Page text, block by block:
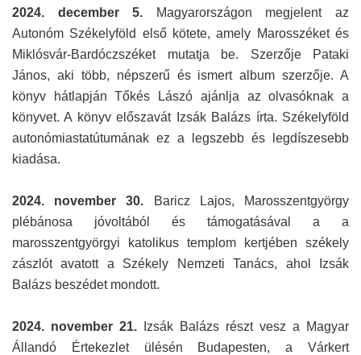
2024. december 5.
Magyarországon megjelent az
Autonóm Székelyföld első kötete, amely Marosszéket és
Miklósvár-Bardóczszéket mutatja be. Szerzője Pataki
János, aki több, népszerű és ismert album szerzője. A
könyv hátlapján Tőkés Lászó ajánlja az olvasóknak a
könyvet. A könyv előszavát Izsák Balázs írta. Székelyföld
autonómiastatútumának ez a legszebb és legdíszesebb
kiadása.
2024. november 30.
Baricz Lajos, Marosszentgyörgy
plébánosa jóvoltából és támogatásával a a
marosszentgyörgyi katolikus templom kertjében székely
zászlót avatott a Székely Nemzeti Tanács, ahol Izsák
Balázs beszédet mondott.
2024. november 21.
Izsák Balázs részt vesz a Magyar
Állandó Értekezlet ülésén Budapesten, a Várkert